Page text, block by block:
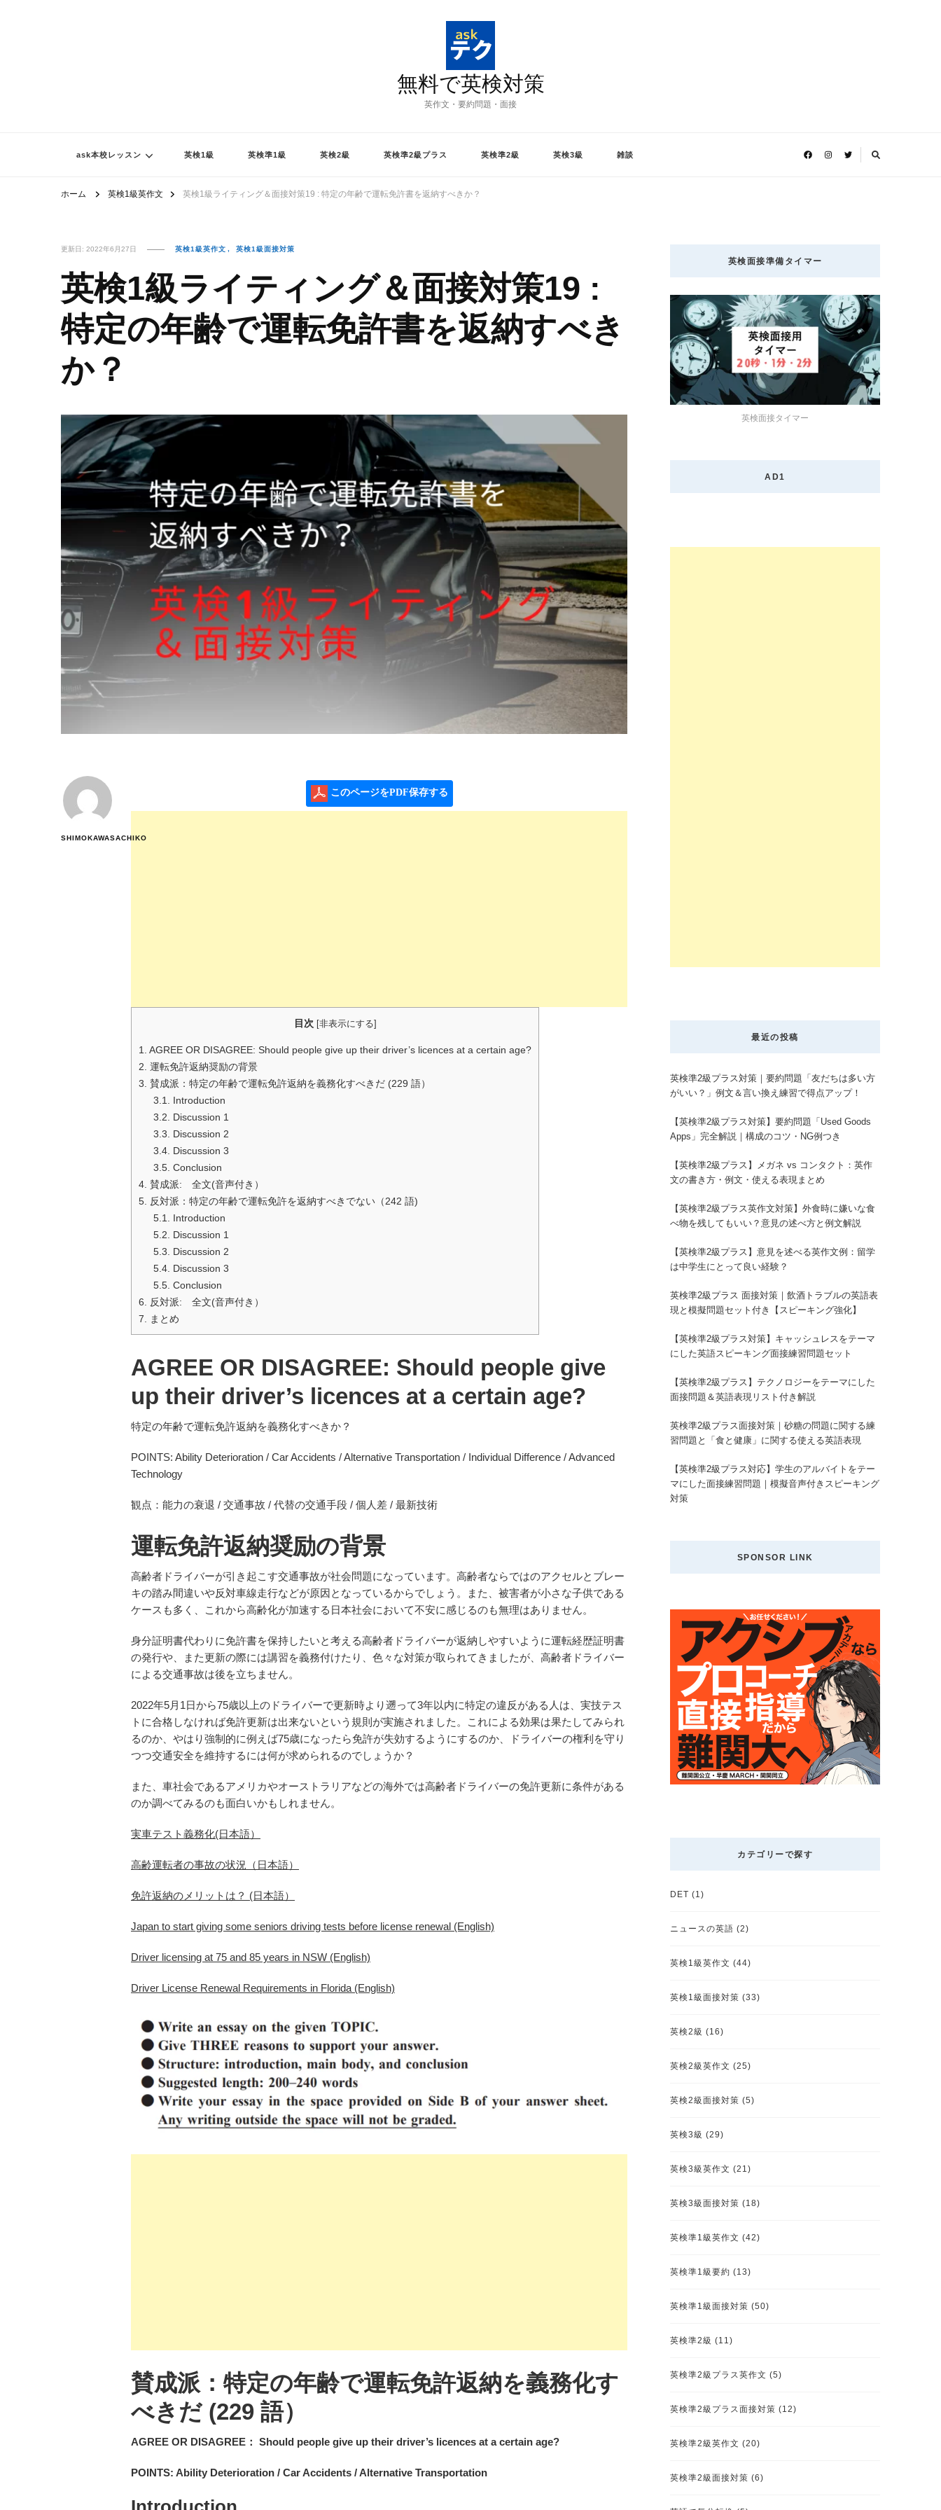
無料で英検対策
英作文・要約問題・面接
ask本校レッスン 英検1級 英検準1級 英検2級 英検準2級プラス 英検準2級 英検3級 雑談
ホーム 英検1級英作文 英検1級ライティング＆面接対策19 : 特定の年齢で運転免許書を返納すべきか？
更新日: 2022年6月27日 英検1級英作文 英検1級面接対策
英検1級ライティング＆面接対策19 :
特定の年齢で運転免許書を返納すべき
か？
SHIMOKAWASACHIKO
このページをPDF保存する
目次 [非表示にする]
1.
AGREE OR DISAGREE: Should people give up their driver’s licences at a certain age?
2. 運転免許返納奨励の背景
3. 賛成派：特定の年齢で運転免許返納を義務化すべきだ (229 語）
3.1.
Introduction
3.2.
Discussion 1
3.3.
Discussion 2
3.4. Discussion 3
3.5. Conclusion
4. 賛成派: 全文(音声付き）
5.
反対派：特定の年齢で運転免許を返納すべきでない（242 語)
5.1.
Introduction
5.2.
Discussion 1
5.3.
Discussion 2
5.4. Discussion 3
5.5. Conclusion
6.
反対派: 全文(音声付き）
7.
まとめ
AGREE OR DISAGREE: Should people give
up their driver’s licences at a certain age?
特定の年齢で運転免許返納を義務化すべきか？
POINTS: Ability Deterioration / Car Accidents / Alternative Transportation / Individual Difference / Advanced
Technology
観点：能力の衰退 / 交通事故 / 代替の交通手段 / 個人差 / 最新技術
運転免許返納奨励の背景
高齢者ドライバーが引き起こす交通事故が社会問題になっています。高齢者ならではのアクセルとブレー
キの踏み間違いや反対車線走行などが原因となっているからでしょう。また、被害者が小さな子供である
ケースも多く、これから高齢化が加速する日本社会において不安に感じるのも無理はありません。
身分証明書代わりに免許書を保持したいと考える高齢者ドライバーが返納しやすいように運転経歴証明書
の発行や、また更新の際には講習を義務付けたり、色々な対策が取られてきましたが、高齢者ドライバー
による交通事故は後を立ちません。
2022年5月1日から75歳以上のドライバーで更新時より遡って3年以内に特定の違反がある人は、実技テス
トに合格しなければ免許更新は出来ないという規則が実施されました。これによる効果は果たしてみられ
るのか、やはり強制的に例えば75歳になったら免許が失効するようにするのか、ドライバーの権利を守り
つつ交通安全を維持するには何が求められるのでしょうか？
また、車社会であるアメリカやオーストラリアなどの海外では高齢者ドライバーの免許更新に条件がある
のか調べてみるのも面白いかもしれません。
実車テスト義務化(日本語）
高齢運転者の事故の状況（日本語）
免許返納のメリットは？ (日本語）
Japan to start giving some seniors driving tests before license renewal (English)
Driver licensing at 75 and 85 years in NSW (English)
Driver License Renewal Requirements in Florida (English)
賛成派：特定の年齢で運転免許返納を義務化す
べきだ (229 語）
AGREE OR DISAGREE： Should people give up their driver’s licences at a certain age?
POINTS: Ability Deterioration / Car Accidents / Alternative Transportation
英検面接準備タイマー
英検面接タイマー
AD1
最近の投稿
英検準2級プラス対策｜要約問題「友だちは多い方
がいい？」例文＆言い換え練習で得点アップ！
【英検準2級プラス対策】要約問題「Used Goods
Apps」完全解説｜構成のコツ・NG例つき
【英検準2級プラス】メガネ vs コンタクト：英作
文の書き方・例文・使える表現まとめ
【英検準2級プラス英作文対策】外食時に嫌いな食
べ物を残してもいい？意見の述べ方と例文解説
【英検準2級プラス】意見を述べる英作文例：留学
は中学生にとって良い経験？
英検準2級プラス 面接対策｜飲酒トラブルの英語表
現と模擬問題セット付き【スピーキング強化】
【英検準2級プラス対策】キャッシュレスをテーマ
にした英語スピーキング面接練習問題セット
【英検準2級プラス】テクノロジーをテーマにした
面接問題＆英語表現リスト付き解説
英検準2級プラス面接対策｜砂糖の問題に関する練
習問題と「食と健康」に関する使える英語表現
【英検準2級プラス対応】学生のアルバイトをテー
マにした面接練習問題｜模擬音声付きスピーキング
対策
SPONSOR LINK
カテゴリーで探す
DET (1)
ニュースの英語 (2)
英検1級英作文 (44)
英検1級面接対策 (33)
英検2級 (16)
英検2級英作文 (25)
英検2級面接対策 (5)
英検3級 (29)
英検3級英作文 (21)
英検3級面接対策 (18)
英検準1級英作文 (42)
英検準1級要約 (13)
英検準1級面接対策 (50)
英検準2級 (11)
英検準2級プラス英作文 (5)
英検準2級プラス面接対策 (12)
英検準2級英作文 (20)
英検準2級面接対策 (6)